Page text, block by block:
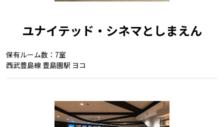
ユナイテッド・シネマとしまえん
保有ルーム数：7室
西武豊島線 豊島園駅 ヨコ